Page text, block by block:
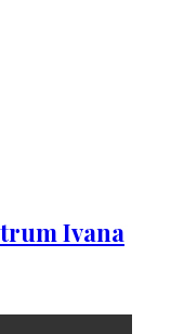
Ivana